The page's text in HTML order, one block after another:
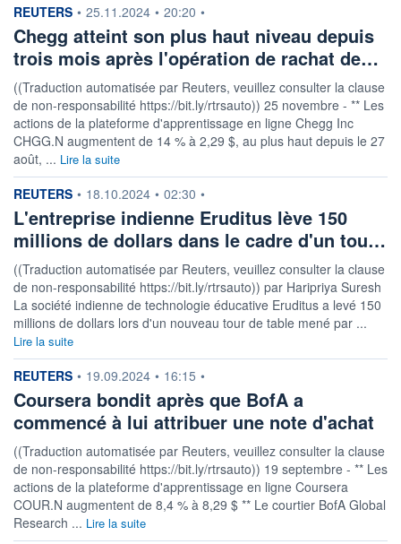
information fournie par
REUTERS • 25.11.2024 • 20:20 •
Chegg atteint son plus haut niveau depuis
trois mois après l'opération de rachat de…
((Traduction automatisée par Reuters, veuillez consulter la clause
de non-responsabilité https://bit.ly/rtrsauto)) 25 novembre - ** Les
actions de la plateforme d'apprentissage en ligne Chegg Inc
CHGG.N augmentent de 14 % à 2,29 $, au plus haut depuis le 27
août, ... Lire la suite
information fournie par
REUTERS • 18.10.2024 • 02:30 •
L'entreprise indienne Eruditus lève 150
millions de dollars dans le cadre d'un tou…
((Traduction automatisée par Reuters, veuillez consulter la clause
de non-responsabilité https://bit.ly/rtrsauto)) par Haripriya Suresh
La société indienne de technologie éducative Eruditus a levé 150
millions de dollars lors d'un nouveau tour de table mené par ...
Lire la suite
information fournie par
REUTERS • 19.09.2024 • 16:15 •
Coursera bondit après que BofA a
commencé à lui attribuer une note d'achat
((Traduction automatisée par Reuters, veuillez consulter la clause
de non-responsabilité https://bit.ly/rtrsauto)) 19 septembre - ** Les
actions de la plateforme d'apprentissage en ligne Coursera
COUR.N augmentent de 8,4 % à 8,29 $ ** Le courtier BofA Global
Research ... Lire la suite